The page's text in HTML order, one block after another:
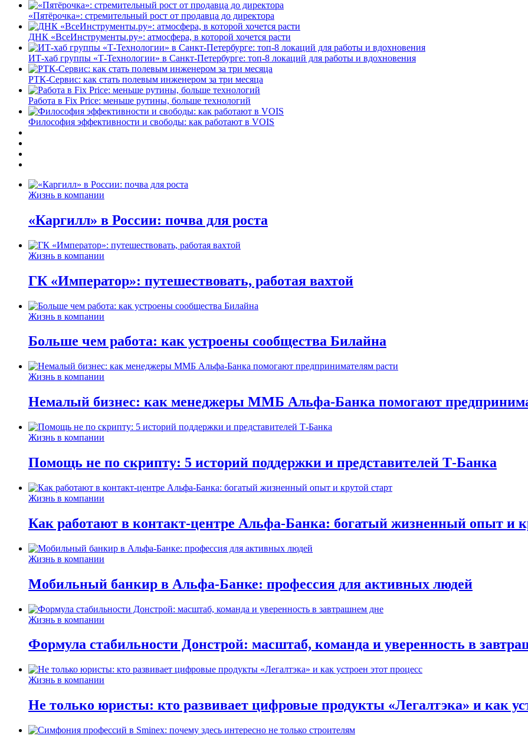
«Пятёрочка»: стремительный рост от продавца до директора
ДНК «ВсеИнструменты.ру»: атмосфера, в которой хочется расти
ИТ-хаб группы «Т-Технологии» в Санкт-Петербурге: топ-8 локаций для работы и вдохновения
РТК-Сервис: как стать полевым инженером за три месяца
Работа в Fix Price: меньше рутины, больше технологий
Философия эффективности и свободы: как работают в VOIS
Жизнь в компании
«Каргилл» в России: почва для роста
Жизнь в компании
ГК «Император»: путешествовать, работая вахтой
Жизнь в компании
Больше чем работа: как устроены сообщества Билайна
Жизнь в компании
Немалый бизнес: как менеджеры ММБ Альфа-Банка помогают
Жизнь в компании
Помощь не по скрипту: 5 историй поддержки и представителей Т-Банка
Жизнь в компании
Как работают в контакт-центре Альфа-Банка: богатый жизненный опыт и
Жизнь в компании
Мобильный банкир в Альфа-Банке: профессия для активных людей
Жизнь в компании
Формула стабильности Донстрой: масштаб, команда и уверенность в
Жизнь в компании
Не только юристы: кто развивает цифровые продукты «Легалтэка» и как